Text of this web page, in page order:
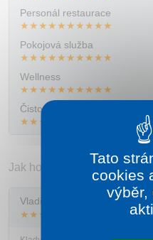
Personál restaurace
★★★★★★★★★★
Pokojová služba
★★★★★★★★★★
Wellness
★★★★★★★★★★
Čistota ubytování
★★★★★★★★★★
Jak hodnotili jednotliví
Vladimír hodnotí pobyt v září 2024
★★★★★☆☆☆☆☆
Tato
cookies
výběr,